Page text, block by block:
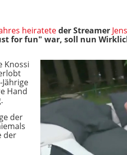
heirateteder Streamer
for fun" war, soll nun
Knossi
Hand
der
der